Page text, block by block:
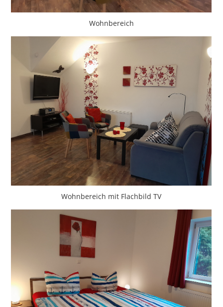
Wohnbereich
Wohnbereich mit Flachbild TV